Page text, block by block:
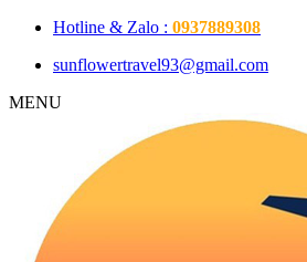
Hotline & Zalo : 0937889308
sunflowertravel93@gmail.com
MENU